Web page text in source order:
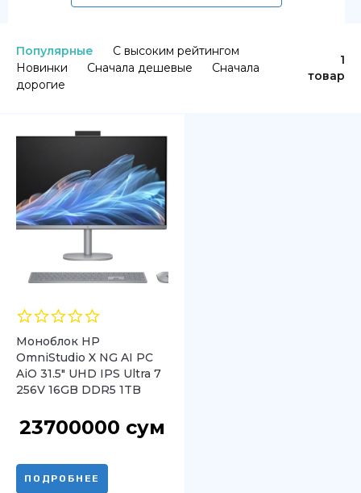
1
товар
Популярные
С высоким рейтингом
Новинки
Сначала дешевые
Сначала
дорогие
Моноблок HP
OmniStudio X NG AI PC
AiO 31.5″ UHD IPS Ultra 7
256V 16GB DDR5 1TB
23700000 сум
ПОДРОБНЕЕ